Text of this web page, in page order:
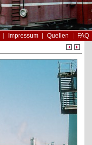
Impressum Quellen
FAQ